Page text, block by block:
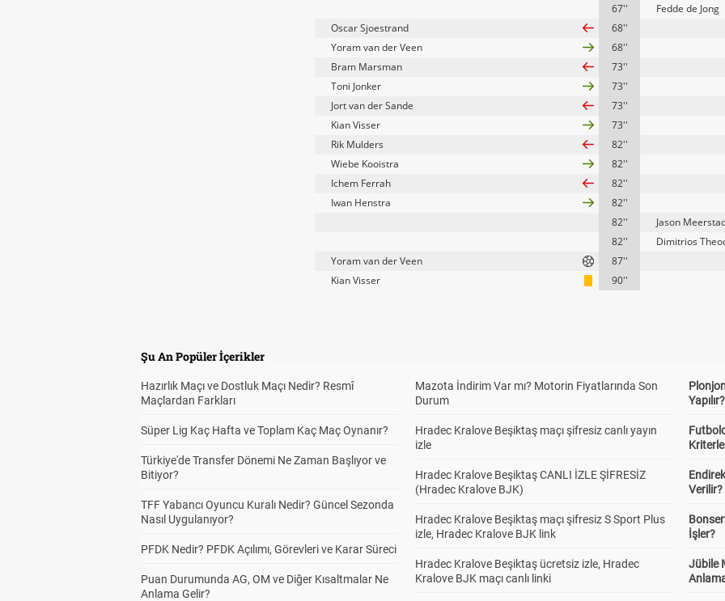
67''
Fedde de Jong
Oscar Sjoestrand
68''
Yoram van der Veen
68''
Bram Marsman
73''
Toni Jonker
73''
Jort van der Sande
73''
Kian Visser
73''
Rik Mulders
82''
Wiebe Kooistra
82''
Ichem Ferrah
82''
Iwan Henstra
82''
82''
Jason
82''
Dimitrios
Yoram van der Veen
87''
Kian Visser
90''
Şu An Popüler İçerikler
Hazırlık Maçı ve Dostluk Maçı Nedir? Resmî
Maçlardan Farkları
Süper Lig Kaç Hafta ve Toplam Kaç Maç Oynanır?
Türkiye'de Transfer Dönemi Ne Zaman Başlıyor ve
Bitiyor?
TFF Yabancı Oyuncu Kuralı Nedir? Güncel Sezonda
Nasıl Uygulanıyor?
PFDK Nedir? PFDK Açılımı, Görevleri ve Karar Süreci
Puan Durumunda AG, OM ve Diğer Kısaltmalar Ne
Anlama Gelir?
Mazota İndirim Var mı? Motorin Fiyatlarında Son
Durum
Hradec Kralove Beşiktaş maçı şifresiz canlı yayın
izle
Hradec Kralove Beşiktaş CANLI İZLE ŞİFRESİZ
(Hradec Kralove BJK)
Hradec Kralove Beşiktaş maçı şifresiz S Sport Plus
izle, Hradec Kralove BJK link
Hradec Kralove Beşiktaş ücretsiz izle, Hradec
Kralove BJK maçı canlı linki
Yapılır?
Verilir?
İşler?
Jübile